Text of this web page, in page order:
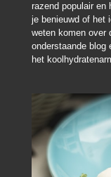
razend populair en
je benieuwd of het
weten komen over
onderstaande blog
het